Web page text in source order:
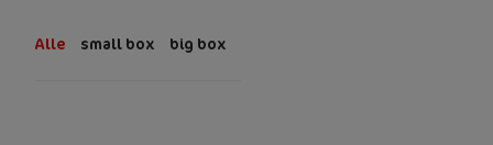
Alle small box big box